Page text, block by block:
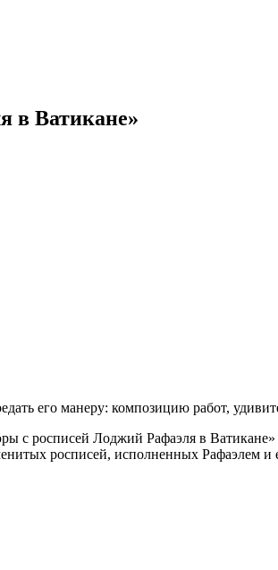
в Ватикане»
его манеру: композицию работ,
с росписей Лоджий Рафаэля в
росписей, исполненных Рафаэлем